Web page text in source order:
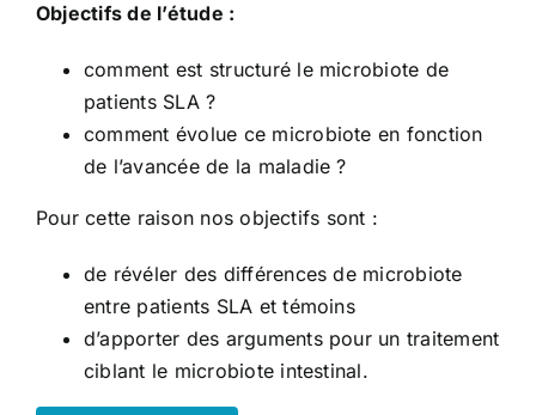
Objectifs de l’étude :
comment est structuré le microbiote de
patients SLA ?
comment évolue ce microbiote en fonction
de l’avancée de la maladie ?
Pour cette raison nos objectifs sont :
de révéler des différences de microbiote
entre patients SLA et témoins
d’apporter des arguments pour un traitement
ciblant le microbiote intestinal.